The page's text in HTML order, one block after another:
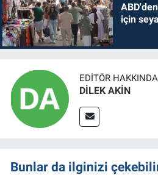
için
EDITÖR HAKKINDA
DİLEK AKİN
Bunlar da ilginizi